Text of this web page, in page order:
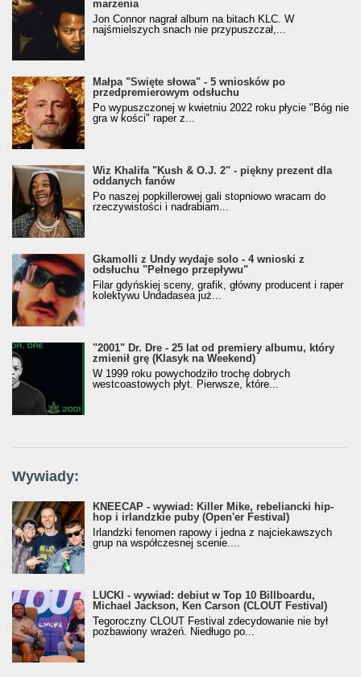
marzenia
Jon Connor nagrał album na bitach KLC. W
najśmielszych snach nie przypuszczał,...
Małpa "Święte słowa" - 5 wniosków po
przedpremierowym odsłuchu
Po wypuszczonej w kwietniu 2022 roku płycie "Bóg nie
gra w kości" raper z...
Wiz Khalifa "Kush & O.J. 2" - piękny prezent dla
oddanych fanów
Po naszej popkillerowej gali stopniowo wracam do
rzeczywistości i nadrabiam...
Gkamolli z Undy wydaje solo - 4 wnioski z
odsłuchu "Pełnego przepływu"
Filar gdyńskiej sceny, grafik, główny producent i raper
kolektywu Undadasea już...
"2001" Dr. Dre - 25 lat od premiery albumu, który
zmienił grę (Klasyk na Weekend)
W 1999 roku powychodziło trochę dobrych
westcoastowych płyt. Pierwsze, które...
Wywiady:
KNEECAP - wywiad: Killer Mike, rebeliancki hip-
hop i irlandzkie puby (Open'er Festival)
Irlandzki fenomen rapowy i jedna z najciekawszych
grup na współczesnej scenie....
LUCKI - wywiad: debiut w Top 10 Billboardu,
Michael Jackson, Ken Carson (CLOUT Festival)
Tegoroczny CLOUT Festival zdecydowanie nie był
pozbawiony wrażeń. Niedługo po...